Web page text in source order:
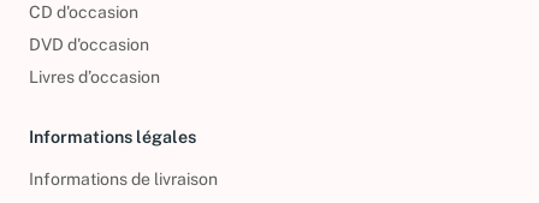
CD d'occasion
DVD d'occasion
Livres d’occasion
Informations légales
Informations de livraison